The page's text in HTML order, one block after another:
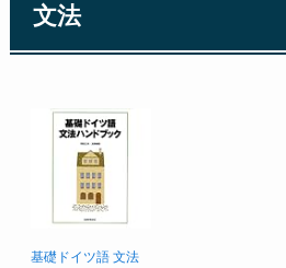
文法
基礎ドイツ語 文法